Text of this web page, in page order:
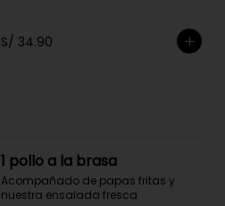
S/ 34.90
1 pollo a la brasa
Acompañado de papas fritas y
nuestra ensalada fresca